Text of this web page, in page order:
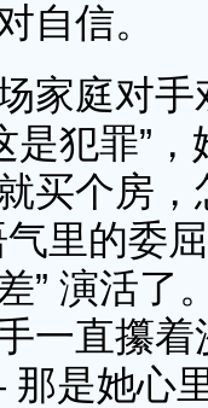
自信。
庭对手
是犯罪”
买个房
里的委
” 演活了
一直攥
是她心